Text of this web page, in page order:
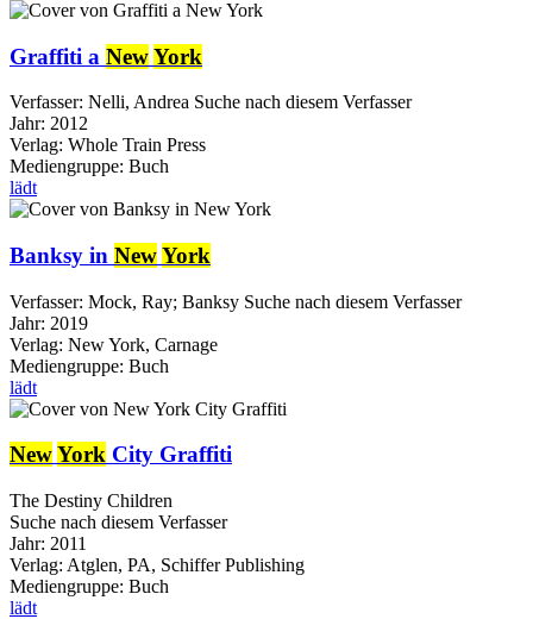
Graffiti a NewYork
Verfasser: Nelli, Andrea Suche nach diesem Verfasser
Jahr: 2012
Verlag: Whole Train Press
Mediengruppe: Buch
lädt
Banksy in NewYork
Verfasser: Mock, Ray; Banksy Suche nach diesem Verfasser
Jahr: 2019
Verlag: New York, Carnage
Mediengruppe: Buch
lädt
NewYork City Graffiti
The Destiny Children
Suche nach diesem Verfasser
Jahr: 2011
Verlag: Atglen, PA, Schiffer Publishing
Mediengruppe: Buch
lädt